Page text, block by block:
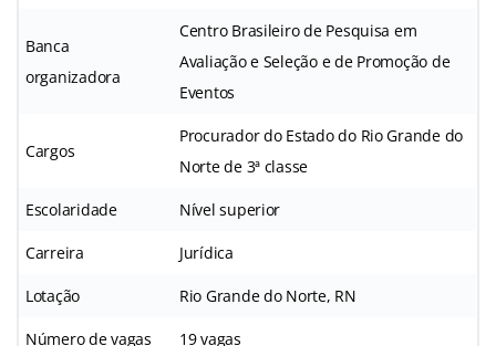
Banca
organizadora
Centro Brasileiro de Pesquisa em
Avaliação e Seleção e de Promoção de
Eventos
Cargos
Procurador do Estado do Rio Grande do
Norte de 3ª classe
Escolaridade Nível superior
Carreira Jurídica
Lotação Rio Grande do Norte, RN
Número de vagas 19 vagas